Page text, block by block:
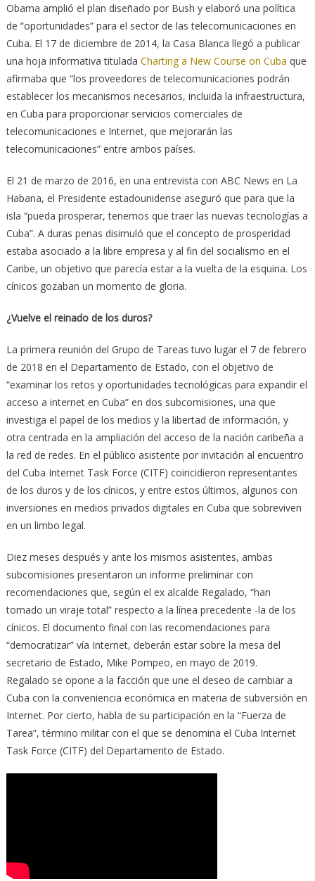
Obama amplió el plan diseñado por Bush y elaboró una política
de “oportunidades” para el sector de las telecomunicaciones en
Cuba. El 17 de diciembre de 2014, la Casa Blanca llegó a publicar
una hoja informativa titulada Charting a New Course on Cuba que
afirmaba que “los proveedores de telecomunicaciones podrán
establecer los mecanismos necesarios, incluida la infraestructura,
en Cuba para proporcionar servicios comerciales de
telecomunicaciones e Internet, que mejorarán las
telecomunicaciones” entre ambos países.
El 21 de marzo de 2016, en una entrevista con ABC News en La
Habana, el Presidente estadounidense aseguró que para que la
isla “pueda prosperar, tenemos que traer las nuevas tecnologías a
Cuba”. A duras penas disimuló que el concepto de prosperidad
estaba asociado a la libre empresa y al fin del socialismo en el
Caribe, un objetivo que parecía estar a la vuelta de la esquina. Los
cínicos gozaban un momento de gloria.
¿Vuelve el reinado de los duros?
La primera reunión del Grupo de Tareas tuvo lugar el 7 de febrero
de 2018 en el Departamento de Estado, con el objetivo de
“examinar los retos y oportunidades tecnológicas para expandir el
acceso a internet en Cuba” en dos subcomisiones, una que
investiga el papel de los medios y la libertad de información, y
otra centrada en la ampliación del acceso de la nación caribeña a
la red de redes. En el público asistente por invitación al encuentro
del Cuba Internet Task Force (CITF) coincidieron representantes
de los duros y de los cínicos, y entre estos últimos, algunos con
inversiones en medios privados digitales en Cuba que sobreviven
en un limbo legal.
Diez meses después y ante los mismos asistentes, ambas
subcomisiones presentaron un informe preliminar con
recomendaciones que, según el ex alcalde Regalado, “han
tomado un viraje total” respecto a la línea precedente -la de los
cínicos. El documento final con las recomendaciones para
“democratizar” vía Internet, deberán estar sobre la mesa del
secretario de Estado, Mike Pompeo, en mayo de 2019.
Regalado se opone a la facción que une el deseo de cambiar a
Cuba con la conveniencia económica en materia de subversión en
Internet. Por cierto, habla de su participación en la “Fuerza de
Tarea”, término militar con el que se denomina el Cuba Internet
Task Force (CITF) del Departamento de Estado.